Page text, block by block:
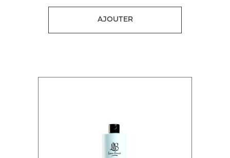
AJOUTER